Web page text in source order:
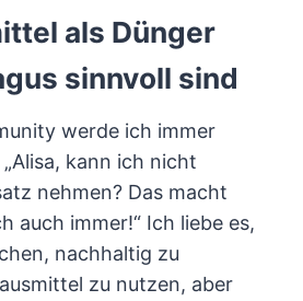
als Dünger
sinnvoll sind
werde ich immer
kann ich nicht
nehmen? Das macht
auch immer!“ Ich liebe es,
nachhaltig zu
zu nutzen, aber